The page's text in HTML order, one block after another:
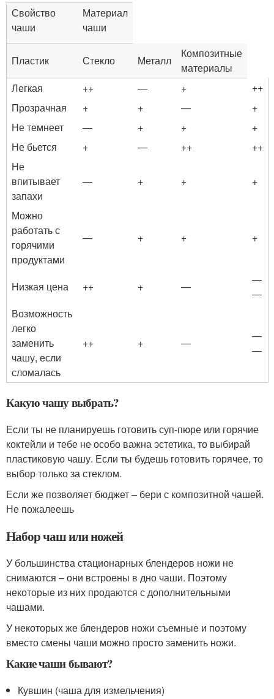
Свойство
чаши
Материал
чаши
Пластик Стекло Металл
Композитные
материалы
Легкая
++ — +
++
Прозрачная
+ + —
+
Не темнеет
— + +
+
Не бьется
+ — ++
++
Не
впитывает
запахи
— + + +
Можно
работать с
горячими
продуктами
— + + +
Низкая цена ++ + —
—
—
Возможность
легко
заменить
чашу, если
сломалась
++ + —
—
—
Какую чашу выбрать?
Если ты не планируешь готовить суп-пюре или горячие
коктейли и тебе не особо важна эстетика, то выбирай
пластиковую чашу. Если ты будешь готовить горячее, то
выбор только за стеклом.
Если же позволяет бюджет – бери с композитной чашей.
Не пожалеешь
Набор чаш или ножей
У большинства стационарных блендеров ножи не
снимаются – они встроены в дно чаши. Поэтому
некоторые из них продаются с дополнительными
чашами.
У некоторых же блендеров ножи съемные и поэтому
вместо смены чаши можно просто заменить ножи.
Какие чаши бывают?
Кувшин (чаша для измельчения)